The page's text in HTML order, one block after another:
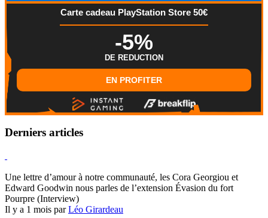
Carte cadeau PlayStation Store 50€
-5%
DE REDUCTION
EN PROFITER
Derniers articles
Une lettre d’amour à notre communauté, les Cora Georgiou et
Edward Goodwin nous parles de l’extension Évasion du fort
Pourpre (Interview)
Il y a 1 mois parLéo Girardeau